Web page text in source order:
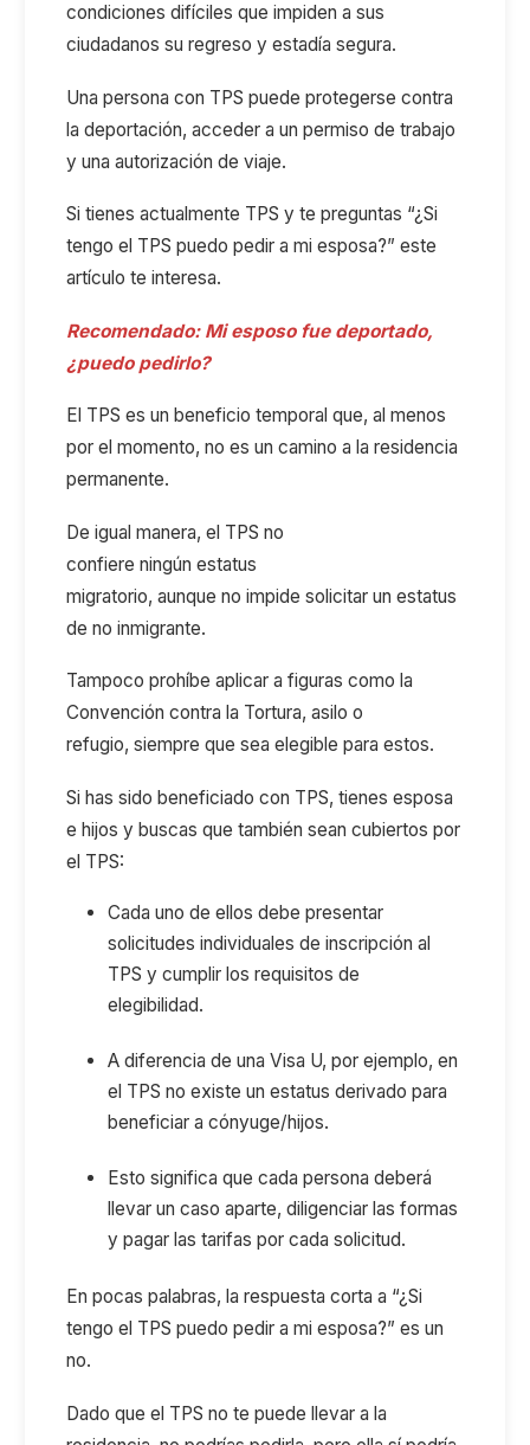
condiciones difíciles que impiden a sus
ciudadanos su regreso y estadía segura.
Una persona con TPS puede protegerse contra
la deportación, acceder a un permiso de trabajo
y una autorización de viaje.
Si tienes actualmente TPS y te preguntas “¿Si
tengo el TPS puedo pedir a mi esposa?” este
artículo te interesa.
Recomendado: Mi esposo fue deportado,
¿puedo pedirlo?
El TPS es un beneficio temporal que, al menos
por el momento, no es un camino a la residencia
permanente.
De igual manera, el TPS no
confiere ningún estatus
migratorio, aunque no impide solicitar un estatus
de no inmigrante.
Tampoco prohíbe aplicar a figuras como la
Convención contra la Tortura, asilo o
refugio, siempre que sea elegible para estos.
Si has sido beneficiado con TPS, tienes esposa
e hijos y buscas que también sean cubiertos por
el TPS:
Cada uno de ellos debe presentar
solicitudes individuales de inscripción al
TPS y cumplir los requisitos de
elegibilidad.
A diferencia de una Visa U, por ejemplo, en
el TPS no existe un estatus derivado para
beneficiar a cónyuge/hijos.
Esto significa que cada persona deberá
llevar un caso aparte, diligenciar las formas
y pagar las tarifas por cada solicitud.
En pocas palabras, la respuesta corta a “¿Si
tengo el TPS puedo pedir a mi esposa?” es un
no.
Dado que el TPS no te puede llevar a la